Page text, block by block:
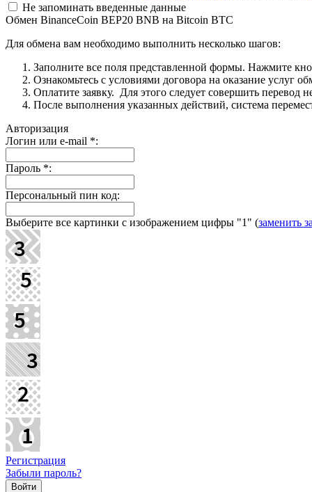
Не запоминать введенные данные
Обмен BinanceCoin BEP20 BNB на Bitcoin BTC
Для обмена вам необходимо выполнить несколько шагов:
Заполните все поля представленной формы. Нажмите
Ознакомьтесь с условиями договора на оказание услуг
Оплатите заявку. Для этого следует совершить
После выполнения указанных действий, система
Авторизация
Логин или e-mail *:
Пароль *:
Персональный пин код:
Выберите все картинки с изображением цифры "1" (заменить
Регистрация
Забыли пароль?